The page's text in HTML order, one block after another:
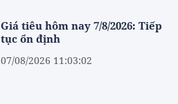
Giá tiêu hôm nay 7/8/2026: Tiếp
tục ổn định
07/08/2026 11:03:02